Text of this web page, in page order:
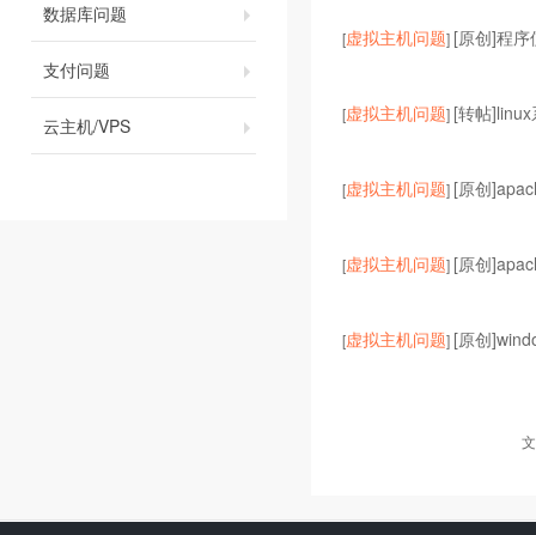
数据库问题
支付问题
云主机/VPS
[虚拟主机问题] [原创]程
[虚拟主机问题] [转帖
[虚拟主机问题] [原创
[虚拟主机问题] [原创
[虚拟主机问题] [原创